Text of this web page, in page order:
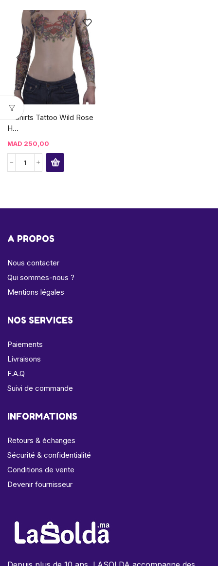
T-Shirts Tattoo Wild Rose
H...
MAD 250,00
A PROPOS
Nous contacter
Qui sommes-nous ?
Mentions légales
NOS SERVICES
Paiements
Livraisons
F.A.Q
Suivi de commande
INFORMATIONS
Retours & échanges
Sécurité & confidentialité
Conditions de vente
Devenir fournisseur